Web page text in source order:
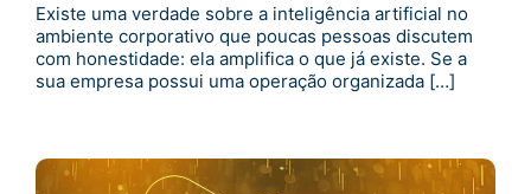
Existe uma verdade sobre a inteligência artificial no
ambiente corporativo que poucas pessoas discutem
com honestidade: ela amplifica o que já existe. Se a
sua empresa possui uma operação organizada […]